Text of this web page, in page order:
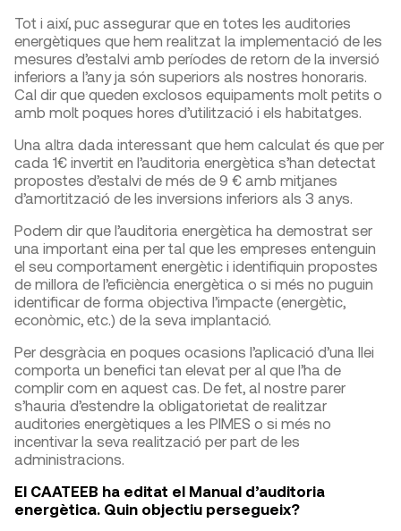
Tot i així, puc assegurar que en totes les auditories
energètiques que hem realitzat la implementació de les
mesures d’estalvi amb períodes de retorn de la inversió
inferiors a l’any ja són superiors als nostres honoraris.
Cal dir que queden exclosos equipaments molt petits o
amb molt poques hores d’utilització i els habitatges.
Una altra dada interessant que hem calculat és que per
cada 1€ invertit en l’auditoria energètica s’han detectat
propostes d’estalvi de més de 9 € amb mitjanes
d’amortització de les inversions inferiors als 3 anys.
Podem dir que l’auditoria energètica ha demostrat ser
una important eina per tal que les empreses entenguin
el seu comportament energètic i identifiquin propostes
de millora de l’eficiència energètica o si més no puguin
identificar de forma objectiva l’impacte (energètic,
econòmic, etc.) de la seva implantació.
Per desgràcia en poques ocasions l’aplicació d’una llei
comporta un benefici tan elevat per al que l’ha de
complir com en aquest cas. De fet, al nostre parer
s’hauria d’estendre la obligatorietat de realitzar
auditories energètiques a les PIMES o si més no
incentivar la seva realització per part de les
administracions.
El CAATEEB ha editat el Manual d’auditoria
energètica. Quin objectiu persegueix?